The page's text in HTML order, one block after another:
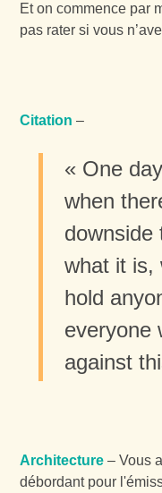
Et on commence par
pas rater si vous
Citation –
« One
when
downside
what it is,
hold
everyone
against
Architecture – Vous
débordant pour